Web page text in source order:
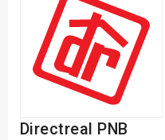
Directreal PNB